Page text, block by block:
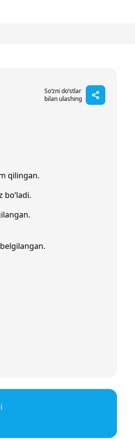
So‘zni do‘stlar
bilan ulashing
qilingan.
bo‘ladi.